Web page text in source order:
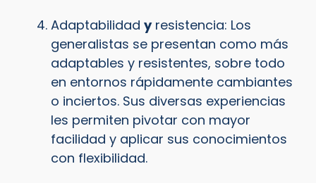
Adaptabilidadyresistencia: Los
generalistas se presentan como más
adaptables y resistentes, sobre todo
en entornos rápidamente cambiantes
o inciertos. Sus diversas experiencias
les permiten pivotar con mayor
facilidad y aplicar sus conocimientos
con flexibilidad.